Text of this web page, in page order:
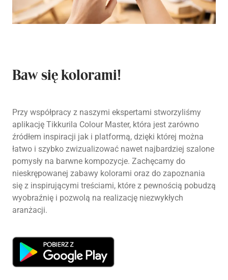
Baw się kolorami!
Przy współpracy z naszymi ekspertami stworzyliśmy
aplikację Tikkurila Colour Master, która jest zarówno
źródłem inspiracji jak i platformą, dzięki której można
łatwo i szybko zwizualizować nawet najbardziej szalone
pomysły na barwne kompozycje. Zachęcamy do
nieskrępowanej zabawy kolorami oraz do zapoznania
się z inspirującymi treściami, które z pewnością pobudzą
wyobraźnię i pozwolą na realizację niezwykłych
aranżacji.